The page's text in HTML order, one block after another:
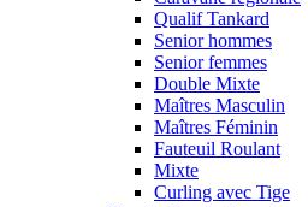
Qualif Tankard
Senior hommes
Senior femmes
Double Mixte
Maîtres Masculin
Maîtres Féminin
Fauteuil Roulant
Mixte
Curling avec Tige